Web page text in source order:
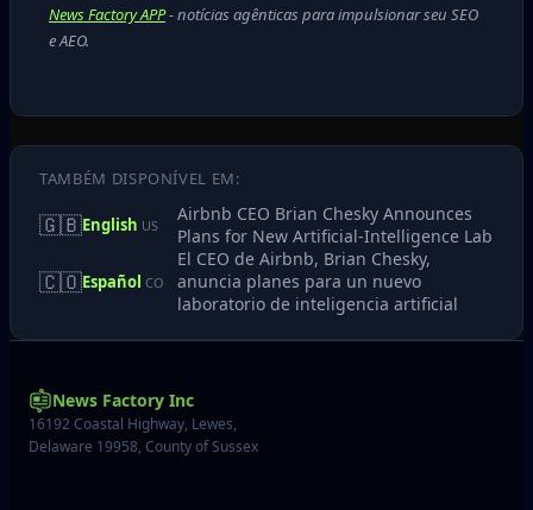
News Factory APP- notícias agênticas para impulsionar seu SEO
e AEO.
TAMBÉM DISPONÍVEL EM:
🇬🇧English US
Airbnb CEO Brian Chesky Announces
Plans for New Artificial‑Intelligence Lab
🇨🇴Español CO
El CEO de Airbnb, Brian Chesky,
anuncia planes para un nuevo
laboratorio de inteligencia artificial
News Factory Inc
16192 Coastal Highway, Lewes,
Delaware 19958, County of Sussex